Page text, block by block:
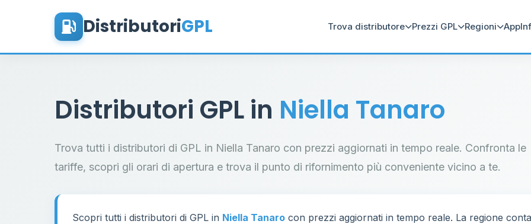
DistributoriGPL Trova distributore Prezzi GPL Regioni App
Distributori GPL in Niella Tanaro
Trova tutti i distributori di GPL in Niella Tanaro con prezzi aggiornati in tempo reale. Confronta le
tariffe, scopri gli orari di apertura e trova il punto di rifornimento più conveniente vicino a te.
Scopri tutti i distributori di GPL in Niella Tanaro con prezzi aggiornati in tempo reale. La regione conta